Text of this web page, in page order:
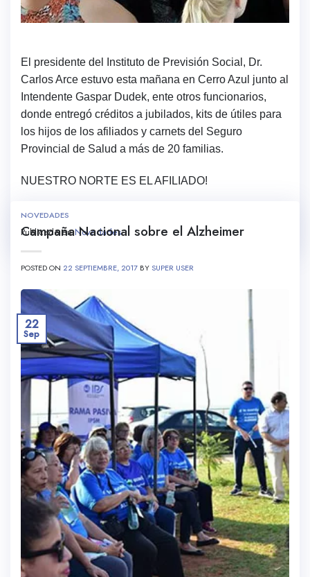
El presidente del Instituto de Previsión Social, Dr.
Carlos Arce estuvo esta mañana en Cerro Azul junto al
Intendente Gaspar Dudek, ente otros funcionarios,
donde entregó créditos a jubilados, kits de útiles para
los hijos de los afiliados y carnets del Seguro
Provincial de Salud a más de 20 familias.
NUESTRO NORTE ES EL AFILIADO!
Publicado enNovedades
NOVEDADES
Campaña Nacional sobre el Alzheimer
POSTED ON 22 SEPTIEMBRE, 2017 BYSUPER USER
22
Sep